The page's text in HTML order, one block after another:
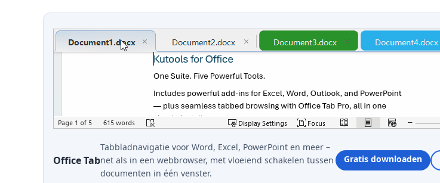
Office Tab
Tabbladnavigatie voor Word, Excel, PowerPoint en meer –
net als in een webbrowser, met vloeiend schakelen tussen
documenten in één venster.
Gratis downloaden